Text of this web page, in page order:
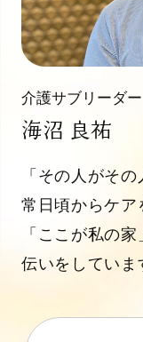
介護サブリーダー
海沼 良祐
「その人がそ
常日頃からケア
「ここが私の
伝いをしていま